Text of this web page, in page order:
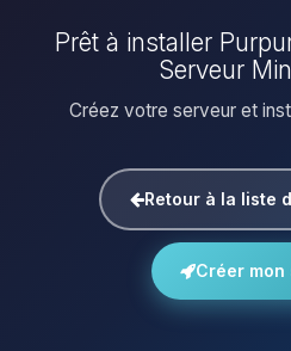
Prêt à installer
Serveur
Créez votre serveur et
Retour à la liste
Créer mon